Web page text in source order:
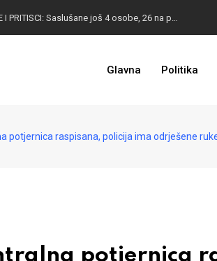
Glavna Politika
potjernica raspisana, policija ima odrješene
potjernica